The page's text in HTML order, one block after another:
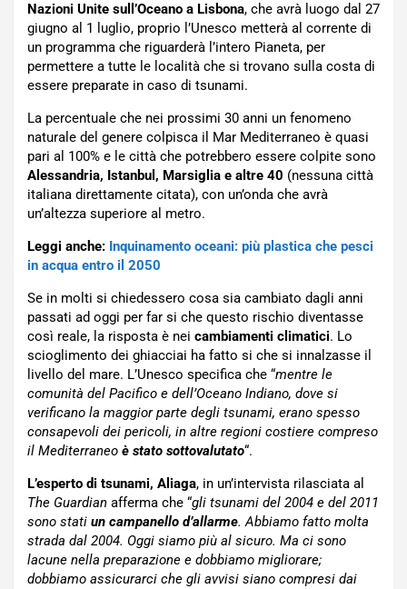
Nazioni Unite sull’Oceano a Lisbona, che avrà luogo dal 27
giugno al 1 luglio, proprio l’Unesco metterà al corrente di
un programma che riguarderà l’intero Pianeta, per
permettere a tutte le località che si trovano sulla costa di
essere preparate in caso di tsunami.
La percentuale che nei prossimi 30 anni un fenomeno
naturale del genere colpisca il Mar Mediterraneo è quasi
pari al 100% e le città che potrebbero essere colpite sono
Alessandria, Istanbul, Marsiglia e altre 40 (nessuna città
italiana direttamente citata), con un’onda che avrà
un’altezza superiore al metro.
Leggi anche: Inquinamento oceani: più plastica che pesci
in acqua entro il 2050
Se in molti si chiedessero cosa sia cambiato dagli anni
passati ad oggi per far si che questo rischio diventasse
così reale, la risposta è nei cambiamenti climatici. Lo
scioglimento dei ghiacciai ha fatto si che si innalzasse il
livello del mare. L’Unesco specifica che “mentre le
comunità del Pacifico e dell’Oceano Indiano, dove si
verificano la maggior parte degli tsunami, erano spesso
consapevoli dei pericoli, in altre regioni costiere compreso
il Mediterraneo è stato sottovalutato“.
L’esperto di tsunami, Aliaga, in un’intervista rilasciata al
The Guardian afferma che “gli tsunami del 2004 e del 2011
sono stati un campanello d’allarme. Abbiamo fatto molta
strada dal 2004. Oggi siamo più al sicuro. Ma ci sono
lacune nella preparazione e dobbiamo migliorare;
dobbiamo assicurarci che gli avvisi siano compresi dai